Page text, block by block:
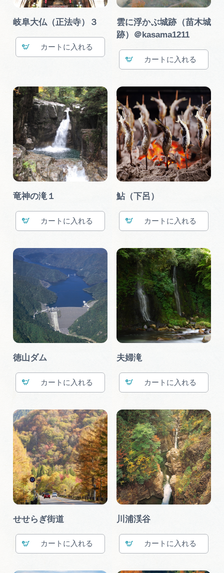
岐阜大仏（正法寺）３
カート
雲に浮かぶ城跡（苗木城
跡）＠kasama1211
カート
竜神の滝１
カート
鮎（下呂）
カート
徳山ダム
カート
夫婦滝
カート
せせらぎ街道
カート
川浦渓谷
カート